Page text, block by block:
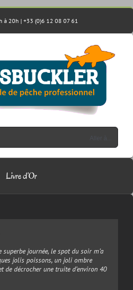
à 20h | +33 (0)6 12 08 07 61
Aller à...
Livre d’Or
journée, le spot du soir m’a
jolis poissons, un joli ombre
de décrocher une truite d’environ 40